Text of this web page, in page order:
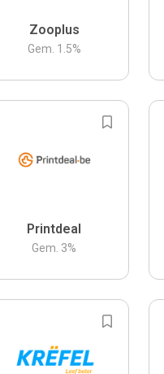
Zooplus
Gem. 1.5%
Printdeal
Gem. 3%